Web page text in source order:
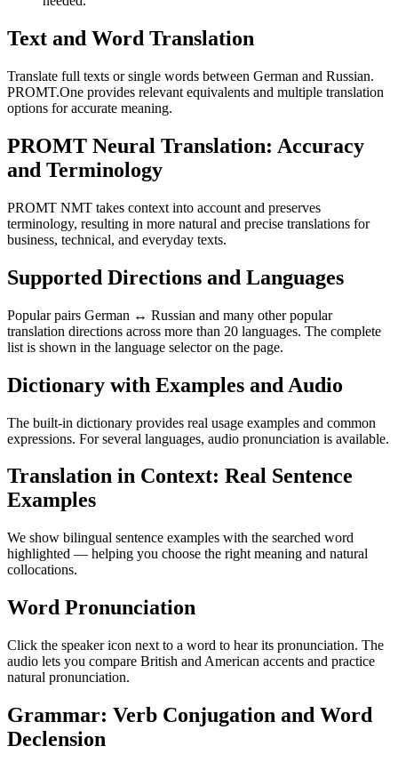
Text and Word Translation
Translate full texts or single words between German and Russian.
PROMT.One provides relevant equivalents and multiple translation
options for accurate meaning.
PROMT Neural Translation: Accuracy
and Terminology
PROMT NMT takes context into account and preserves
terminology, resulting in more natural and precise translations for
business, technical, and everyday texts.
Supported Directions and Languages
Popular pairs German ↔ Russian and many other popular
translation directions across more than 20 languages. The complete
list is shown in the language selector on the page.
Dictionary with Examples and Audio
The built-in dictionary provides real usage examples and common
expressions. For several languages, audio pronunciation is available.
Translation in Context: Real Sentence
Examples
We show bilingual sentence examples with the searched word
highlighted — helping you choose the right meaning and natural
collocations.
Word Pronunciation
Click the speaker icon next to a word to hear its pronunciation. The
audio lets you compare British and American accents and practice
natural pronunciation.
Grammar: Verb Conjugation and Word
Declension